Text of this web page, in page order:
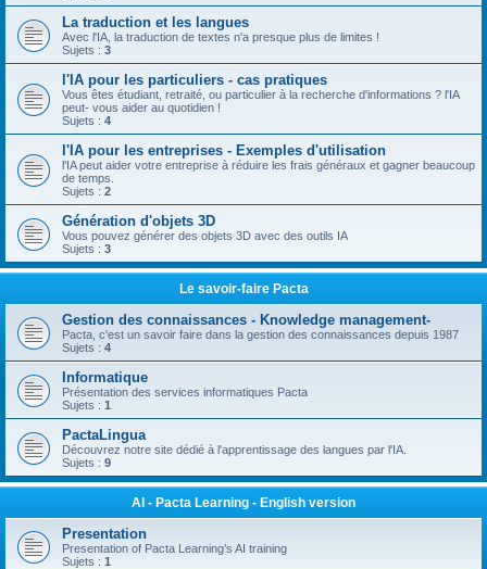
La traduction et les langues
Avec l'IA, la traduction de textes n'a presque plus de limites !
Sujets : 3
l'IA pour les particuliers - cas pratiques
Vous êtes étudiant, retraité, ou particulier à la recherche d'informations ? l'IA
peut- vous aider au quotidien !
Sujets : 4
l'IA pour les entreprises - Exemples d'utilisation
l'IA peut aider votre entreprise à réduire les frais généraux et gagner beaucoup
de temps.
Sujets : 2
Génération d'objets 3D
Vous pouvez générer des objets 3D avec des outils IA
Sujets : 3
Le savoir-faire Pacta
Gestion des connaissances - Knowledge management-
Pacta, c'est un savoir faire dans la gestion des connaissances depuis 1987
Sujets : 4
Informatique
Présentation des services informatiques Pacta
Sujets : 1
PactaLingua
Découvrez notre site dédié à l'apprentissage des langues par l'IA.
Sujets : 9
AI - Pacta Learning - English version
Presentation
Presentation of Pacta Learning’s AI training
Sujets : 1